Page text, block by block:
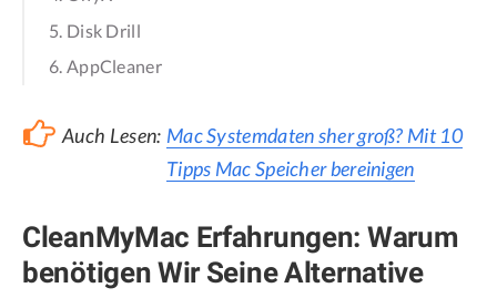
5. Disk Drill
6. AppCleaner
Auch Lesen: Mac Systemdaten sher groß? Mit 10
Tipps Mac Speicher bereinigen
CleanMyMac Erfahrungen: Warum
benötigen Wir Seine Alternative